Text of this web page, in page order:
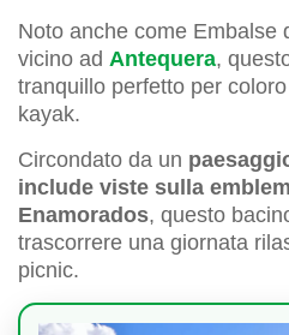
Noto anche come Embalse
vicino ad Antequera,
tranquillo perfetto per
kayak.
Circondato da un
include viste sulla
Enamorados, questo
trascorrere una giornata
picnic.